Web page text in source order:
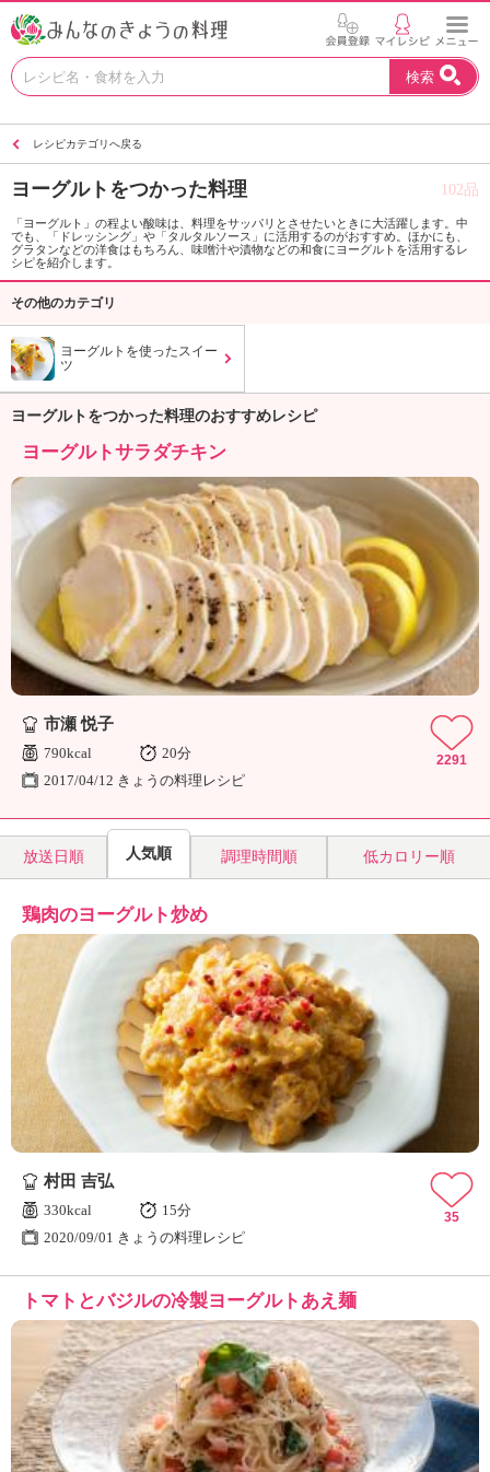
お
い
ピ
を
見
け
。
K
ュ
ケ
ー
シ
ョ
ナ
ル
「
み
ん
ょ
う
の
料
理
検索
レシピカテゴリへ戻る
ヨーグルトをつかった料理 102品
「ヨーグルト」の程よい酸味は、料理をサッパリとさせたいときに大活躍します。中
でも、「ドレッシング」や「タルタルソース」に活用するのがおすすめ。ほかにも、
グラタンなどの洋食はもちろん、味噌汁や漬物などの和食にヨーグルトを活用するレ
シピを紹介します。
その他のカテゴリ
ヨーグルトを使ったスイー
ツ
ヨーグルトをつかった料理のおすすめレシピ
ヨーグルトサラダチキン
市瀬 悦子
790kcal
20分
2017/04/12 きょうの料理レシピ
2291
放送日順 人気順 調理時間順 低カロリー順
鶏肉のヨーグルト炒め
村田 吉弘
330kcal
15分
2020/09/01 きょうの料理レシピ
35
トマトとバジルの冷製ヨーグルトあえ麺